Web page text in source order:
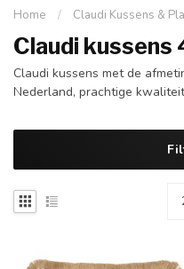
Home / Claudi Kussens &
Claudi
Claudi kussens met de
Nederland, prachtige